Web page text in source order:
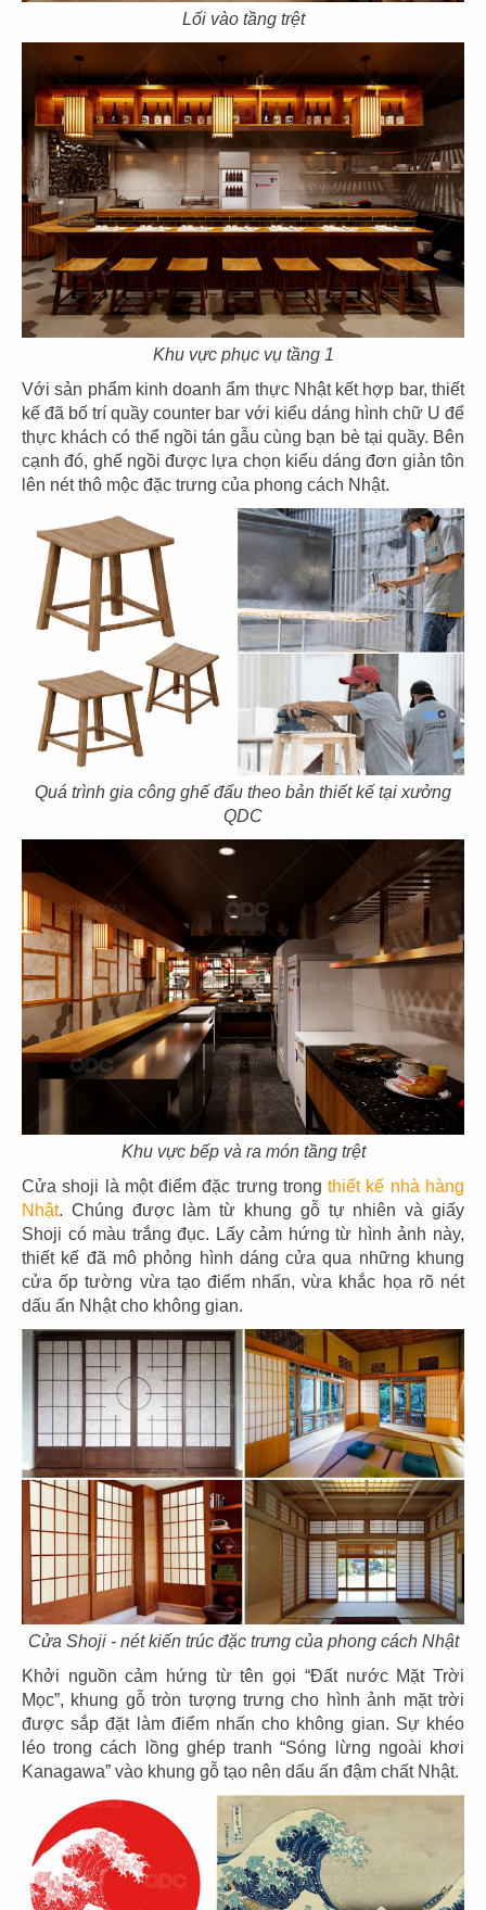
Lối vào tầng trệt
Khu vực phục vụ tầng 1
Với sản phẩm kinh doanh ẩm thực Nhật kết hợp bar, thiết
kế đã bố trí quầy counter bar với kiểu dáng hình chữ U để
thực khách có thể ngồi tán gẫu cùng bạn bè tại quầy. Bên
cạnh đó, ghế ngồi được lựa chọn kiểu dáng đơn giản tôn
lên nét thô mộc đặc trưng của phong cách Nhật.
Quá trình gia công ghế đẩu theo bản thiết kế tại xưởng
QDC
Khu vực bếp và ra món tầng trệt
Cửa shoji là một điểm đặc trưng trongthiết kế nhà hàng
Nhật. Chúng được làm từ khung gỗ tự nhiên và giấy
Shoji có màu trắng đục. Lấy cảm hứng từ hình ảnh này,
thiết kế đã mô phỏng hình dáng cửa qua những khung
cửa ốp tường vừa tạo điểm nhấn, vừa khắc họa rõ nét
dấu ấn Nhật cho không gian.
Cửa Shoji - nét kiến trúc đặc trưng của phong cách Nhật
Khởi nguồn cảm hứng từ tên gọi “Đất nước Mặt Trời
Mọc”, khung gỗ tròn tượng trưng cho hình ảnh mặt trời
được sắp đặt làm điểm nhấn cho không gian. Sự khéo
léo trong cách lồng ghép tranh “Sóng lừng ngoài khơi
Kanagawa” vào khung gỗ tạo nên dấu ấn đậm chất Nhật.
CHI TIẾT
THIẾT KẾ NHÀ HÀNG NHẬT TORI
MATSUKI
Chủ đầu tư: Nhà hàng Tori Matsuki
Diện tích: 157m2
Địa điểm: Thái Văn Lung, Quận 1, Tp.HCM.
CHI TIẾT
THIẾT KẾ NHÀ HÀNG NHẬT HIKARI
Chủ đầu tư: Nhà hàng Hikari
Diện tích: 590m2
Địa điểm: 234 Bạch Đằng, P. Trần Hưng Đạo.
Tp.Quy Nhơn, Bình Định
CHI TIẾT
THIẾT KẾ BAR OJIGI – ĐỨC
Chủ đầu tư: Nhà hàng OJIGI Bar
Diện tích: 235m2
Địa chỉ: Thành phố Mannheim, Đức.
CHI TIẾT
02 03 04 05 06 07
ĐĂNG KÝ EMAIL ĐỂ NHẬN TIN
Các tin về chương trình ưu đãi Thiết kế và các chính
sách mới nhất
GỬI